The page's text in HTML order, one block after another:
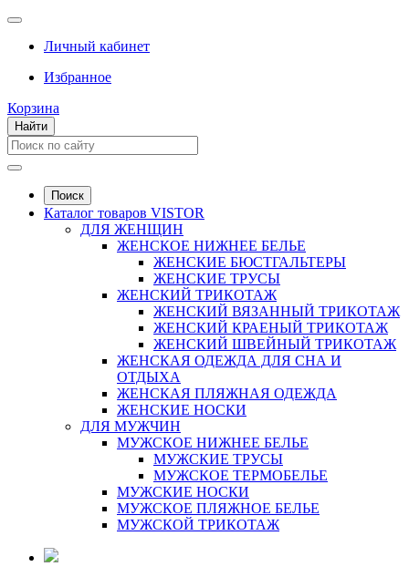
Личный кабинет
Избранное
Корзина
Найти
Поиск
Каталог товаров VISTOR
ДЛЯ ЖЕНЩИН
ЖЕНСКОЕ НИЖНЕЕ БЕЛЬЕ
ЖЕНСКИЕ БЮСТГАЛЬТЕРЫ
ЖЕНСКИЕ ТРУСЫ
ЖЕНСКИЙ ТРИКОТАЖ
ЖЕНСКИЙ ВЯЗАННЫЙ ТРИКОТАЖ
ЖЕНСКИЙ КРАЕНЫЙ ТРИКОТАЖ
ЖЕНСКИЙ ШВЕЙНЫЙ ТРИКОТАЖ
ЖЕНСКАЯ ОДЕЖДА ДЛЯ СНА И
ОТДЫХА
ЖЕНСКАЯ ПЛЯЖНАЯ ОДЕЖДА
ЖЕНСКИЕ НОСКИ
ДЛЯ МУЖЧИН
МУЖСКОЕ НИЖНЕЕ БЕЛЬЕ
МУЖСКИЕ ТРУСЫ
МУЖСКОЕ ТЕРМОБЕЛЬЕ
МУЖСКИЕ НОСКИ
МУЖСКОЕ ПЛЯЖНОЕ БЕЛЬЕ
МУЖСКОЙ ТРИКОТАЖ